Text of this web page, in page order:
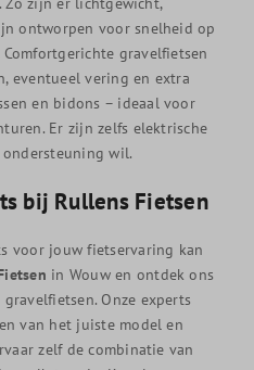
ontworpen voor snelheid op
gravelfietsen
eventueel vering en extra
en bidons – ideaal voor
Er zijn zelfs elektrische
wil.
bij Rullens Fietsen
voor jouw fietservaring kan
in Wouw en ontdek ons
Onze experts
van het juiste model en
zelf de combinatie van